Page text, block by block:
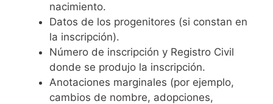
nacimiento.
Datos de los progenitores (si constan en
la inscripción).
Número de inscripción y Registro Civil
donde se produjo la inscripción.
Anotaciones marginales (por ejemplo,
cambios de nombre, adopciones,